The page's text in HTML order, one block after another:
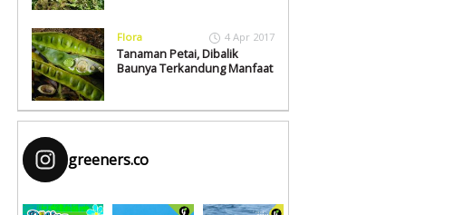
Flora 4 Apr 2017
Tanaman Petai, Dibalik
Baunya Terkandung Manfaat
greeners.co